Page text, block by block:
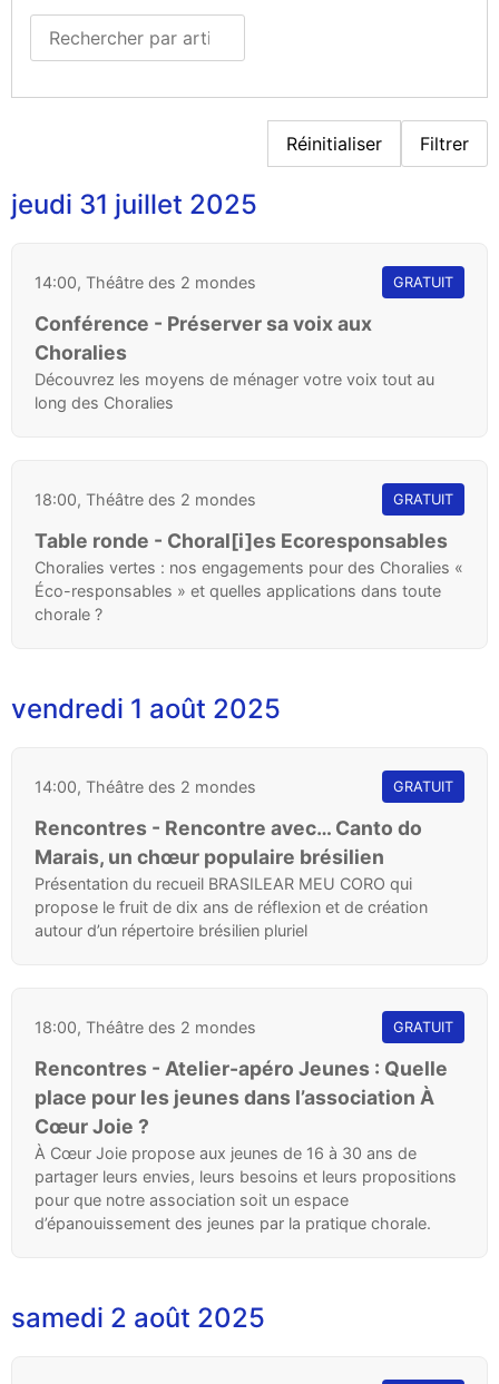
Réinitialiser Filtrer
jeudi 31 juillet 2025
14:00, Théâtre des 2 mondes GRATUIT
Conférence - Préserver sa voix aux
Choralies
Découvrez les moyens de ménager votre voix tout au
long des Choralies
18:00, Théâtre des 2 mondes GRATUIT
Table ronde - Choral[i]es Ecoresponsables
Choralies vertes : nos engagements pour des Choralies «
Éco-responsables » et quelles applications dans toute
chorale ?
vendredi 1 août 2025
14:00, Théâtre des 2 mondes GRATUIT
Rencontres - Rencontre avec… Canto do
Marais, un chœur populaire brésilien
Présentation du recueil BRASILEAR MEU CORO qui
propose le fruit de dix ans de réflexion et de création
autour d’un répertoire brésilien pluriel
18:00, Théâtre des 2 mondes GRATUIT
Rencontres - Atelier-apéro Jeunes : Quelle
place pour les jeunes dans l’association À
Cœur Joie ?
À Cœur Joie propose aux jeunes de 16 à 30 ans de
partager leurs envies, leurs besoins et leurs propositions
pour que notre association soit un espace
d’épanouissement des jeunes par la pratique chorale.
samedi 2 août 2025